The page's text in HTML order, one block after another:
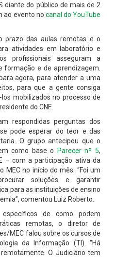
diante do público de mais de 2
ao evento no canal do YouTube
prazo das aulas remotas e o
atividades em laboratório e
profissionais asseguram a
formação e de aprendizagem.
agora, para atender a uma
para que a gente consiga
mobilizados no processo de
do CNE.
respondidas perguntas dos
pode esperar do teor e das
O grupo antecipou que o
como base o Parecer nº 5,
– com a participação ativa da
MEC no início do mês. “Foi um
soluções e garantir
para as instituições de ensino
comentou Luiz Roberto.
de como podem
remotas, o diretor de
MEC falou sobre os cursos de
da Informação (TI). “Há
O Judiciário tem